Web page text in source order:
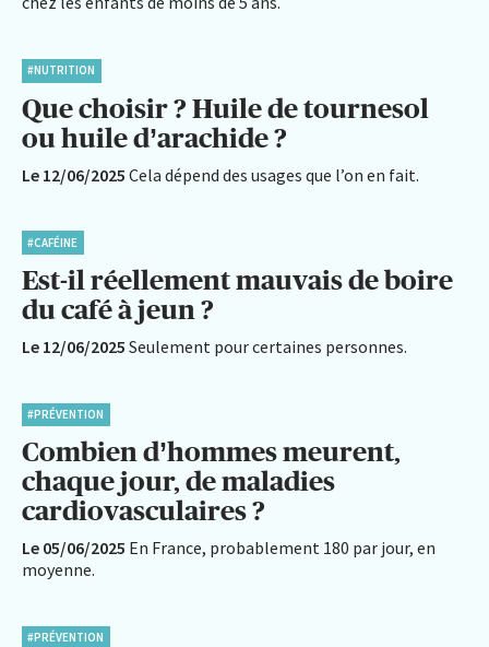
#NUTRITION
Que choisir ? Huile de tournesol
ou huile d’arachide ?
Le 12/06/2025 Cela dépend des usages que l’on en fait.
#CAFÉINE
Est-il réellement mauvais de boire
du café à jeun ?
Le 12/06/2025 Seulement pour certaines personnes.
#PRÉVENTION
Combien d’hommes meurent,
chaque jour, de maladies
cardiovasculaires ?
Le 05/06/2025 En France, probablement 180 par jour, en
moyenne.
#PRÉVENTION